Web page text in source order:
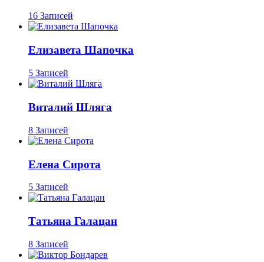
16 Записей
Елизавета Шапочка
5 Записей
Виталий Шляга
8 Записей
Елена Сирота
5 Записей
Татьяна Галацан
8 Записей